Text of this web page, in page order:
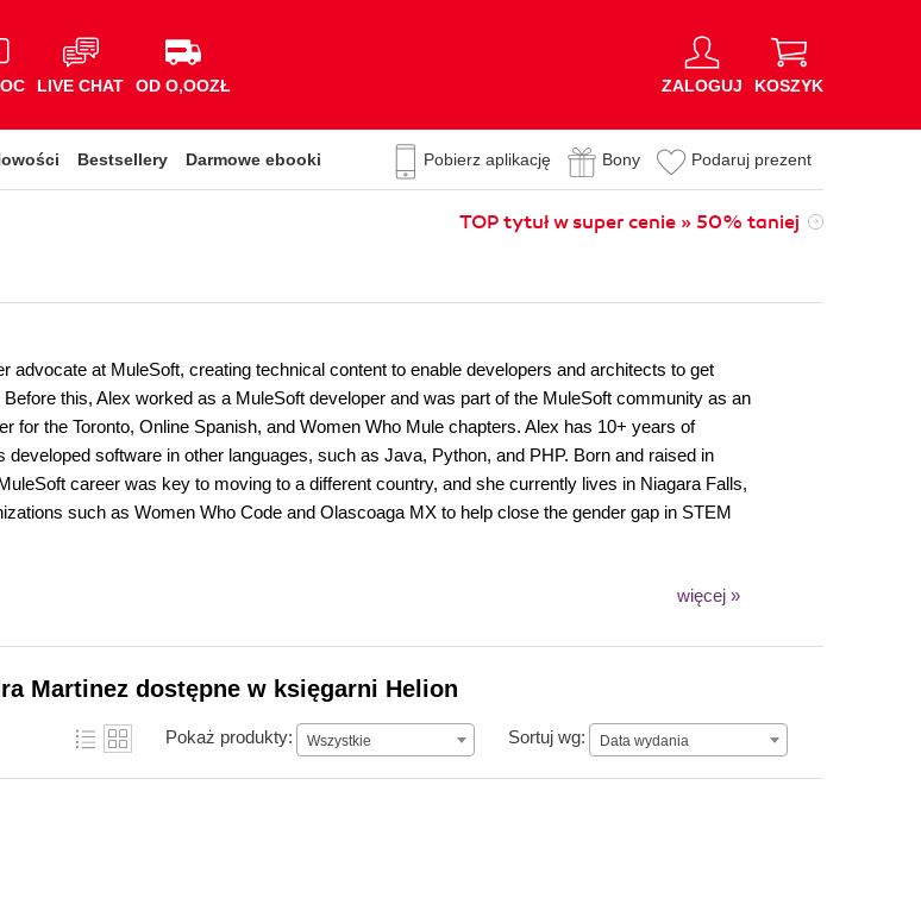
LIVE CHAT OD O,OOZŁ ZALOGUJ KOSZYK
Bestsellery Darmowe ebooki Pobierz aplikację Bony Podaruj prezent
TOP tytuł w super cenie » 50% taniej
advocate at MuleSoft, creating technical content to enable developers and architects to get
this, Alex worked as a MuleSoft developer and was part of the MuleSoft community as an
for the Toronto, Online Spanish, and Women Who Mule chapters. Alex has 10+ years of
developed software in other languages, such as Java, Python, and PHP. Born and raised in
career was key to moving to a different country, and she currently lives in Niagara Falls,
such as Women Who Code and Olascoaga MX to help close the gender gap in STEM
więcej »
Martinez dostępne w księgarni Helion
Pokaż produkty: Wszystkie Sortuj wg: Data wydania
Data wydania